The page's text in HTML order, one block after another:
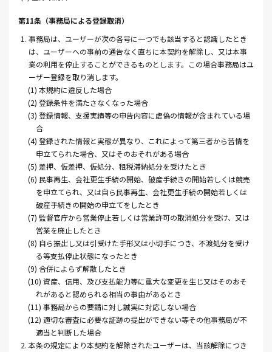
第11条（事務局による登録取消）
1. 事務局は、ユーザーが次の各号に一つでも該当すると認識したとき
は、ユーザーへの事前の通告なく直ちに本契約を解除し、又は本事
業の利用を停止することができるものとします。この場合事務局はユ
ーザー登録を取り消します。
(1) 本規約に違反した場合
(2) 登録条件を満たさなくなった場合
(3) 登録情報、支援実績等の申告内容に虚偽の情報が含まれている場
合
(4) 登録された情報と実態が異なり、これによって第三者から苦情を
申立てられた場合、又はそのおそれがある場合
(5) 差押、仮差押、仮処分、租税滞納処分を受けたとき
(6) 民事再生、会社更生手続の開始、破産手続きの開始若しくは競売
を申立てられ、又は自ら民事再生、会社更生手続の開始若しくは
破産手続きの開始の申立てをしたとき
(7) 監督官庁から営業停止若しくは営業許可の取消処分を受け、又は
営業を廃止したとき
(8) 自ら振出し又は引受けた手形又は小切手につき、不渡処分を受け
る等支払停止状態になったとき
(9) 合併によらず解散したとき
(10) 資産、信用、及び支払能力等に重大な変更を生じ又はそのおそ
れがあると認められる相当の事由があるとき
(11) 事務局からの要請に対し誠実に対応しない場合
(12) 適切な審査に必要な証跡の提出ができない等その他事務局が不
適当と判断した場合
2. 本条の規定により本契約を解除されたユーザーは、当該解除につき